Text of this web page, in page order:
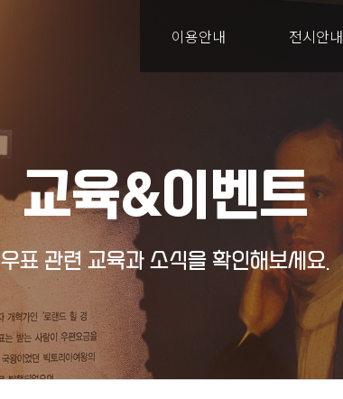
이용안내 전시안내
교육&이벤트
우표 관련 교육과 소식을 확인해보세요.